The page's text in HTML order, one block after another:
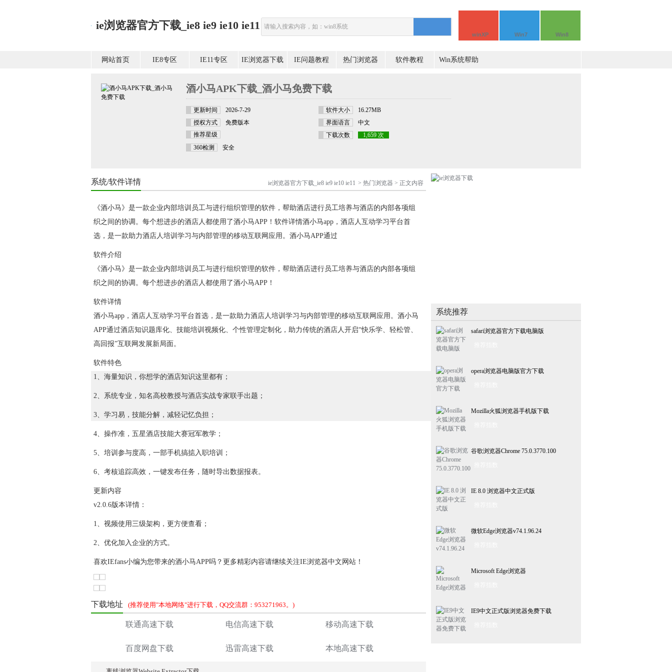
ie浏览器官方下载_ie8 ie9 ie10 ie11
winXP Win7 Win8
网站首页 IE8专区 IE11专区 IE浏览器下载 IE问题教程 热门浏览器 软件教程 Win系统帮助
酒小马APK下载_酒小马免费下载
更新时间 2026-7-29 软件大小
16.27MB
授权方式
免费版本 界面语言
中文
推荐星级
下载次数
1,659 次
360检测
安全
系统/软件详情 ie浏览器官方下载_ie8 ie9 ie10 ie11 > 热门浏览器 > 正文内容
《酒小马》是一款企业内部培训员工与进行组织管理的软件，帮助酒店进行员工培养与酒店的内部各项组
织之间的协调。每个想进步的酒店人都使用了酒小马APP！软件详情酒小马app，酒店人互动学习平台首
选，是一款助力酒店人培训学习与内部管理的移动互联网应用。酒小马APP通过
软件介绍
《酒小马》是一款企业内部培训员工与进行组织管理的软件，帮助酒店进行员工培养与酒店的内部各项组
织之间的协调。每个想进步的酒店人都使用了酒小马APP！
软件详情
酒小马app，酒店人互动学习平台首选，是一款助力酒店人培训学习与内部管理的移动互联网应用。酒小马
APP通过酒店知识题库化、技能培训视频化、个性管理定制化，助力传统的酒店人开启“快乐学、轻松管、
高回报”互联网发展新局面。
软件特色
1、海量知识，你想学的酒店知识这里都有；
2、系统专业，知名高校教授与酒店实战专家联手出题；
3、学习易，技能分解，减轻记忆负担；
4、操作准，五星酒店技能大赛冠军教学；
5、培训参与度高，一部手机搞掂入职培训；
6、考核追踪高效，一键发布任务，随时导出数据报表。
更新内容
v2.0.6版本详情：
1、视频使用三级架构，更方便查看；
2、优化加入企业的方式。
喜欢IEfans小编为您带来的酒小马APP吗？更多精彩内容请继续关注IE浏览器中文网站！
下载地址 (推荐使用"本地网络"进行下载，QQ交流群：953271963。)
联通高速下载 电信高速下载 移动高速下载
百度网盘下载 迅雷高速下载 本地高速下载
系统推荐
safari浏览器官方下载电脑版
opera浏览器电脑版官方下载
Mozilla火狐浏览器手机版下载
谷歌浏览器Chrome 75.0.3770.100
IE 8.0 浏览器中文正式版
微软Edge浏览器v74.1.96.24
Microsoft Edge浏览器
IE9中文正式版浏览器免费下载